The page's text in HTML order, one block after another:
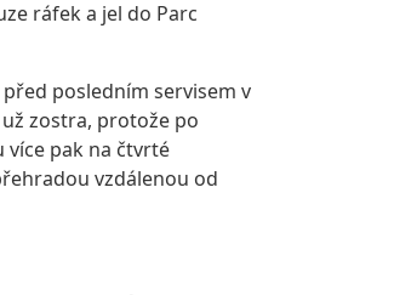
ráfek a jel do Parc
posledním servisem v
zostra, protože po
více pak na čtvrté
vzdálenou od